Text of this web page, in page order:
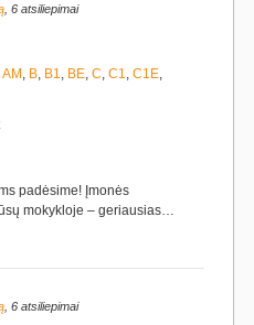
, 6 atsiliepimai
AM , B, B1, BE, C, C1, C1E,
padėsime! Įmonės
mokykloje – geriausias…
, 6 atsiliepimai